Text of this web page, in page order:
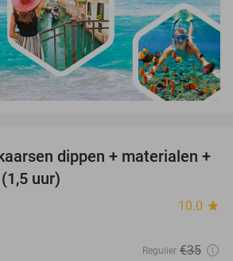
50%
dippen + materialen +
uur)
10.0 star
Regulier €35